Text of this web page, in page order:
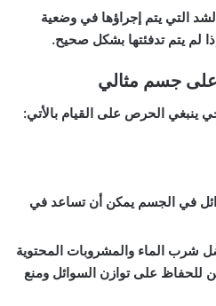
التي يتم إجراؤها في وضعية
لم يتم تدفئتها بشكل صحيح.
جسم مثالي
الحرص على القيام بالأتي:
في الجسم يمكن أن تساعد في
شرب الماء والمشروبات المحتوية
للحفاظ على توازن السوائل ومنع